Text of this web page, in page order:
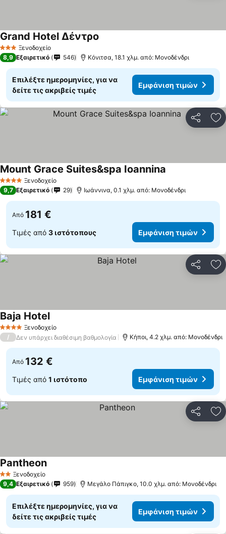
3 ΑστέριαΞενοδοχείο
Grand Hotel Δέντρο
8,9 Εξαιρετικό 546 Κόνιτσα, 18.1 χλμ. από: Μονοδένδρι
Επιλέξτε ημερομηνίες, για να
δείτε τις ακριβείς τιμές
Εμφάνιση τιμών
4 ΑστέριαΞενοδοχείο
Mount Grace Suites&spa Ioannina
9,7 Εξαιρετικό 29 Ιωάννινα, 0.1 χλμ. από: Μονοδένδρι
Από 181 €
Τιμές από 3 ιστότοπους Εμφάνιση τιμών
4 ΑστέριαΞενοδοχείο
Baja Hotel
/ Δεν υπάρχει διαθέσιμη βαθμολογία Κήποι, 4.2 χλμ. από: Μονοδένδρι
Από 132 €
Τιμές από 1 ιστότοπο Εμφάνιση τιμών
2 ΑστέριαΞενοδοχείο
Pantheon
9,4 Εξαιρετικό 959 Μεγάλο Πάπιγκο, 10.0 χλμ. από: Μονοδένδρι
Επιλέξτε ημερομηνίες, για να
δείτε τις ακριβείς τιμές
Εμφάνιση τιμών